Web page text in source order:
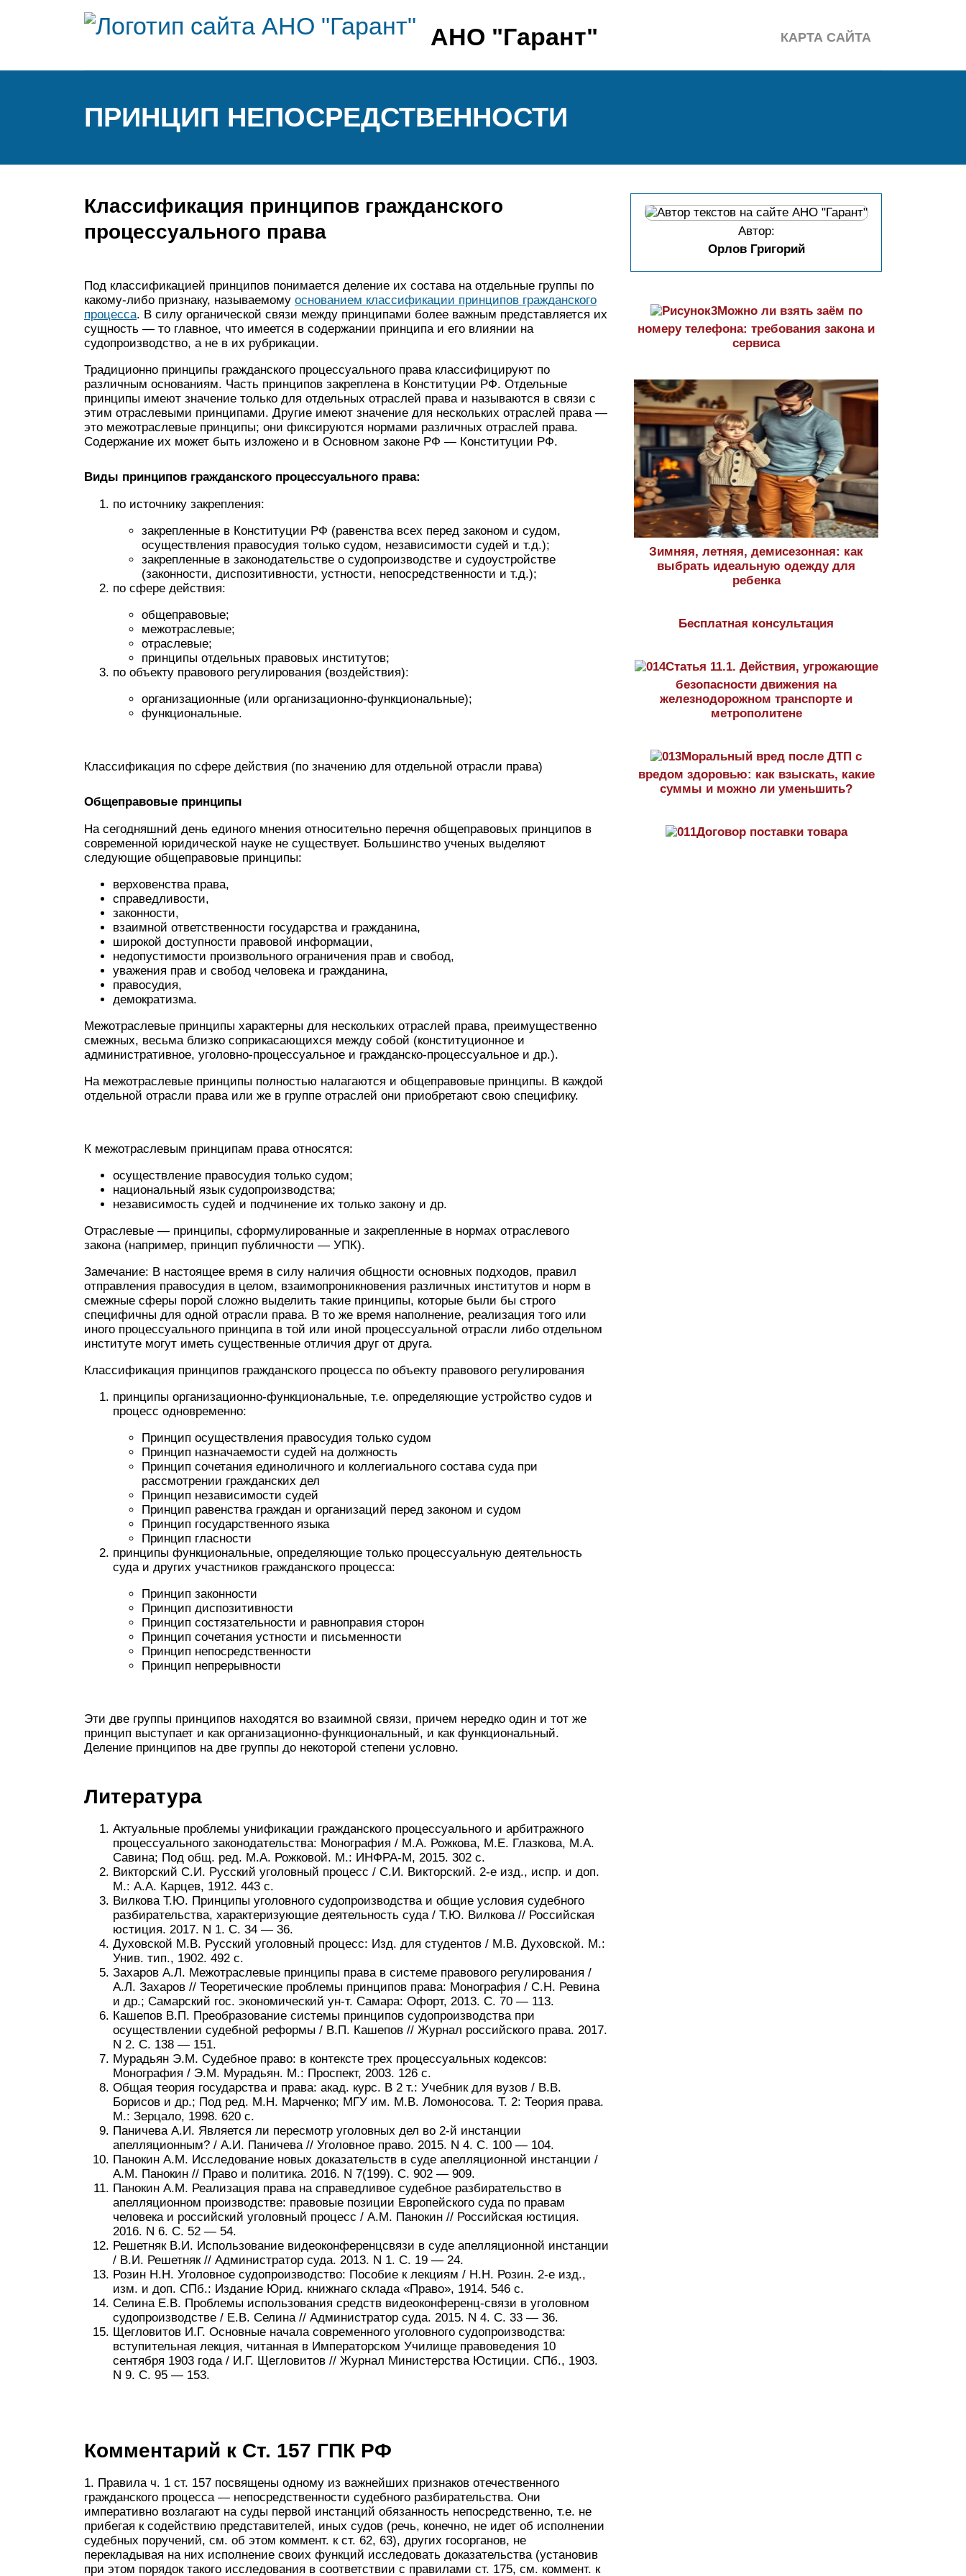
АНО "Гарант" КАРТА САЙТА
ПРИНЦИП НЕПОСРЕДСТВЕННОСТИ
Классификация принципов гражданского
процессуального права
Под классификацией принципов понимается деление их состава на отдельные группы по
какому-либо признаку, называемому основанием классификации принципов гражданского
процесса. В силу органической связи между принципами более важным представляется их
сущность — то главное, что имеется в содержании принципа и его влиянии на
судопроизводство, а не в их рубрикации.
Традиционно принципы гражданского процессуального права классифицируют по
различным основаниям. Часть принципов закреплена в Конституции РФ. Отдельные
принципы имеют значение только для отдельных отраслей права и называются в связи с
этим отраслевыми принципами. Другие имеют значение для нескольких отраслей права —
это межотраслевые принципы; они фиксируются нормами различных отраслей права.
Содержание их может быть изложено и в Основном законе РФ — Конституции РФ.
Виды принципов гражданского процессуального права:
по источнику закрепления:
закрепленные в Конституции РФ (равенства всех перед законом и судом,
осуществления правосудия только судом, независимости судей и т.д.);
закрепленные в законодательстве о судопроизводстве и судоустройстве
(законности, диспозитивности, устности, непосредственности и т.д.);
по сфере действия:
общеправовые;
межотраслевые;
отраслевые;
принципы отдельных правовых институтов;
по объекту правового регулирования (воздействия):
организационные (или организационно-функциональные);
функциональные.
Классификация по сфере действия (по значению для отдельной отрасли права)
Общеправовые принципы
На сегодняшний день единого мнения относительно перечня общеправовых принципов в
современной юридической науке не существует. Большинство ученых выделяют
следующие общеправовые принципы:
верховенства права,
справедливости,
законности,
взаимной ответственности государства и гражданина,
широкой доступности правовой информации,
недопустимости произвольного ограничения прав и свобод,
уважения прав и свобод человека и гражданина,
правосудия,
демократизма.
Межотраслевые принципы характерны для нескольких отраслей права, преимущественно
смежных, весьма близко соприкасающихся между собой (конституционное и
административное, уголовно-процессуальное и гражданско-процессуальное и др.).
На межотраслевые принципы полностью налагаются и общеправовые принципы. В каждой
отдельной отрасли права или же в группе отраслей они приобретают свою специфику.
К межотраслевым принципам права относятся:
осуществление правосудия только судом;
национальный язык судопроизводства;
независимость судей и подчинение их только закону и др.
Отраслевые — принципы, сформулированные и закрепленные в нормах отраслевого
закона (например, принцип публичности — УПК).
Замечание: В настоящее время в силу наличия общности основных подходов, правил
отправления правосудия в целом, взаимопроникновения различных институтов и норм в
смежные сферы порой сложно выделить такие принципы, которые были бы строго
специфичны для одной отрасли права. В то же время наполнение, реализация того или
иного процессуального принципа в той или иной процессуальной отрасли либо отдельном
институте могут иметь существенные отличия друг от друга.
Классификация принципов гражданского процесса по объекту правового регулирования
принципы организационно-функциональные, т.е. определяющие устройство судов и
процесс одновременно:
Принцип осуществления правосудия только судом
Принцип назначаемости судей на должность
Принцип сочетания единоличного и коллегиального состава суда при
рассмотрении гражданских дел
Принцип независимости судей
Принцип равенства граждан и организаций перед законом и судом
Принцип государственного языка
Принцип гласности
принципы функциональные, определяющие только процессуальную деятельность
суда и других участников гражданского процесса:
Принцип законности
Принцип диспозитивности
Принцип состязательности и равноправия сторон
Принцип сочетания устности и письменности
Принцип непосредственности
Принцип непрерывности
Эти две группы принципов находятся во взаимной связи, причем нередко один и тот же
принцип выступает и как организационно-функциональный, и как функциональный.
Деление принципов на две группы до некоторой степени условно.
Литература
Актуальные проблемы унификации гражданского процессуального и арбитражного
процессуального законодательства: Монография / М.А. Рожкова, М.Е. Глазкова, М.А.
Савина; Под общ. ред. М.А. Рожковой. М.: ИНФРА-М, 2015. 302 с.
Викторский С.И. Русский уголовный процесс / С.И. Викторский. 2-е изд., испр. и доп.
М.: А.А. Карцев, 1912. 443 с.
Вилкова Т.Ю. Принципы уголовного судопроизводства и общие условия судебного
разбирательства, характеризующие деятельность суда / Т.Ю. Вилкова // Российская
юстиция. 2017. N 1. С. 34 — 36.
Духовской М.В. Русский уголовный процесс: Изд. для студентов / М.В. Духовской. М.:
Унив. тип., 1902. 492 с.
Захаров А.Л. Межотраслевые принципы права в системе правового регулирования /
А.Л. Захаров // Теоретические проблемы принципов права: Монография / С.Н. Ревина
и др.; Самарский гос. экономический ун-т. Самара: Офорт, 2013. С. 70 — 113.
Кашепов В.П. Преобразование системы принципов судопроизводства при
осуществлении судебной реформы / В.П. Кашепов // Журнал российского права. 2017.
N 2. С. 138 — 151.
Мурадьян Э.М. Судебное право: в контексте трех процессуальных кодексов:
Монография / Э.М. Мурадьян. М.: Проспект, 2003. 126 с.
Общая теория государства и права: акад. курс. В 2 т.: Учебник для вузов / В.В.
Борисов и др.; Под ред. М.Н. Марченко; МГУ им. М.В. Ломоносова. Т. 2: Теория права.
М.: Зерцало, 1998. 620 с.
Паничева А.И. Является ли пересмотр уголовных дел во 2-й инстанции
апелляционным? / А.И. Паничева // Уголовное право. 2015. N 4. С. 100 — 104.
Панокин А.М. Исследование новых доказательств в суде апелляционной инстанции /
А.М. Панокин // Право и политика. 2016. N 7(199). С. 902 — 909.
Панокин А.М. Реализация права на справедливое судебное разбирательство в
апелляционном производстве: правовые позиции Европейского суда по правам
человека и российский уголовный процесс / А.М. Панокин // Российская юстиция.
2016. N 6. С. 52 — 54.
Решетняк В.И. Использование видеоконференцсвязи в суде апелляционной инстанции
/ В.И. Решетняк // Администратор суда. 2013. N 1. С. 19 — 24.
Розин Н.Н. Уголовное судопроизводство: Пособие к лекциям / Н.Н. Розин. 2-е изд.,
изм. и доп. СПб.: Издание Юрид. книжнаго склада «Право», 1914. 546 с.
Селина Е.В. Проблемы использования средств видеоконференц-связи в уголовном
судопроизводстве / Е.В. Селина // Администратор суда. 2015. N 4. С. 33 — 36.
Щегловитов И.Г. Основные начала современного уголовного судопроизводства:
вступительная лекция, читанная в Императорском Училище правоведения 10
сентября 1903 года / И.Г. Щегловитов // Журнал Министерства Юстиции. СПб., 1903.
N 9. С. 95 — 153.
Комментарий к Ст. 157 ГПК РФ
1. Правила ч. 1 ст. 157 посвящены одному из важнейших признаков отечественного
гражданского процесса — непосредственности судебного разбирательства. Они
императивно возлагают на суды первой инстанций обязанность непосредственно, т.е. не
прибегая к содействию представителей, иных судов (речь, конечно, не идет об исполнении
судебных поручений, см. об этом коммент. к ст. 62, 63), других госорганов, не
перекладывая на них исполнение своих функций исследовать доказательства (установив
при этом порядок такого исследования в соответствии с правилами ст. 175, см. коммент. к
Автор:
Орлов Григорий
Можно ли взять заём по
номеру телефона: требования закона и
сервиса
Зимняя, летняя, демисезонная: как
выбрать идеальную одежду для
ребенка
Бесплатная консультация
Статья 11.1. Действия, угрожающие
безопасности движения на
железнодорожном транспорте и
метрополитене
Моральный вред после ДТП с
вредом здоровью: как взыскать, какие
суммы и можно ли уменьшить?
Договор поставки товара